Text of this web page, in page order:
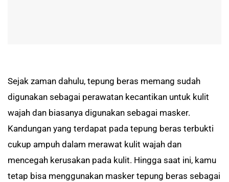
Sejak zaman dahulu, tepung beras memang sudah
digunakan sebagai perawatan kecantikan untuk kulit
wajah dan biasanya digunakan sebagai masker.
Kandungan yang terdapat pada tepung beras terbukti
cukup ampuh dalam merawat kulit wajah dan
mencegah kerusakan pada kulit. Hingga saat ini, kamu
tetap bisa menggunakan masker tepung beras sebagai